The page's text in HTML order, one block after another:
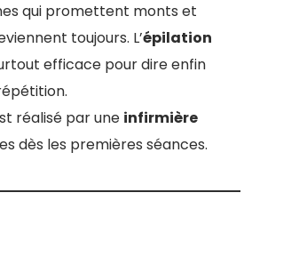
qui promettent monts et
toujours. L’épilation
efficace pour dire enfin
réalisé par une infirmière
dès les premières séances.